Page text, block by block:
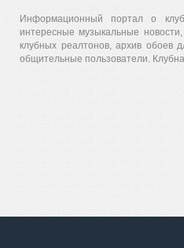
Информационный портал о
интересные музыкальные
клубных реалтонов, архив обоев
общительные пользователи.